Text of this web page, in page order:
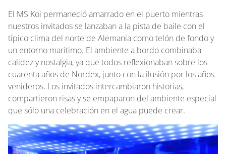
El MS Koi permaneció amarrado en el puerto mientras
nuestros invitados se lanzaban a la pista de baile con el
típico clima del norte de Alemania como telón de fondo y
un entorno marítimo. El ambiente a bordo combinaba
calidez y nostalgia, ya que todos reflexionaban sobre los
cuarenta años de Nordex, junto con la ilusión por los años
venideros. Los invitados intercambiaron historias,
compartieron risas y se empaparon del ambiente especial
que sólo una celebración en el agua puede crear.